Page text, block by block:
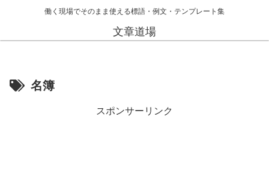
働く現場でそのまま使える標語・例文・テンプレート集
文章道場
名簿
スポンサーリンク